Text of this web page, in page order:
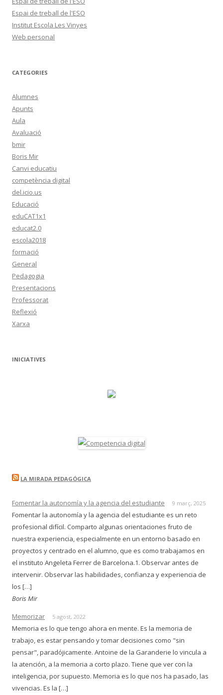
Espai de treball de l'ESO
Institut Escola Les Vinyes
Web personal
CATEGORIES
Alumnes
Apunts
Aula
Avaluació
bmir
Boris Mir
Canvi educatiu
competència digital
del.icio.us
Educació
eduCAT1x1
educat2.0
escola2018
formació
General
Pedagogia
Presentacions
Professorat
Reflexió
Xarxa
INICIATIVES
LA MIRADA PEDAGÓGICA
Fomentar la autonomía y la agencia del estudiante 9 març, 2025
Fomentar la autonomía y la agencia del estudiante es un reto
profesional difícil. Comparto algunas orientaciones fruto de
nuestra experiencia, especialmente en un entorno basado en
proyectos y centrado en el alumno, que es como trabajamos en
el instituto Angeleta Ferrer de Barcelona.1. Observar antes de
intervenir. Observar las habilidades, confianza y experiencia de
los […]
Boris Mir
Memorizar
5 agost, 2022
Memoria es lo que tengo ahora en mente. Es la memoria de
trabajo, es estar pensando y tomar decisiones como "sin
pensar", paradójicamente. Antoine de la Garanderie lo vincula a
la atención, a la memoria a corto plazo. Tiene que ver con la
inteligencia, por supuesto. Memoria es lo que nos ha pasado, las
vivencias. Es la […]